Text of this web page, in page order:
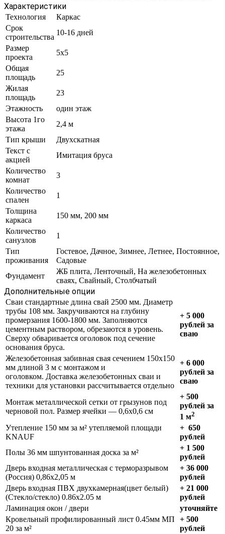
Характеристики
Технология
Каркас
Срок
строительства
10-16 дней
Размер
проекта
5x5
Общая
площадь
25
Жилая
площадь
23
Этажность
один этаж
Высота 1го
этажа
2,4 м
Тип крыши
Двухскатная
Текст с
акцией
Имитация бруса
Количество
комнат
3
Количество
спален
1
Толщина
каркаса
150 мм, 200 мм
Количество
санузлов
1
Тип
проживания
Гостевое, Дачное, Зимнее, Летнее, Постоянное,
Садовые
Фундамент
ЖБ плита, Ленточный, На железобетонных
сваях, Свайный, Столбчатый
Дополнительные опции
Сваи стандартные длина свай 2500 мм. Диаметр
трубы 108 мм. Закручиваются на глубину
промерзания 1600-1800 мм. Заполняются
цементным раствором, обрезаются в уровень.
Сверху обваривается оголовок под сечение
основания бруса.
+ 5 000
рублей за
сваю
Железобетонная забивная свая сечением 150х150
мм длиной 3 м с монтажом и
оголовком. Доставка железобетонных сваи и
техники для установки рассчитывается отдельно
+ 6 000
рублей за
сваю
Монтаж металлической сетки от грызунов под
черновой пол. Размер ячейки — 0,6х0,6 см
+ 500
рублей за
1 м2
Утепление 150 мм за м² утепляемой площади
KNAUF
+ 650
рублей
Полы 36 мм шпунтованная доска за м²
+ 1 500
рублей
Дверь входная металлическая с терморазрывом
(Россия) 0,86х2,05 м
+ 36 000
рублей
Дверь входная ПВХ двухкамерная(цвет белый)
(Стекло/стекло) 0.86х2.05 м
+ 21 000
рублей
Ламинация окон / двери
уточняйте
Кровельный профилированный лист 0.45мм МП
20 за м²
+ 500
рублей